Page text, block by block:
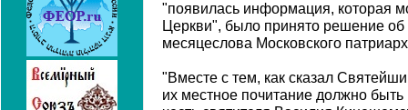
"появилась информация, которая
Церкви", было принято решение об
месяцеслова Московского
"Вместе с тем, как сказал
их местное почитание должно